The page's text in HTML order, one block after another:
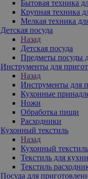
Бытовая техника
Крупная техника
Мелкая техника
Детская посуда
Назад
Детская посуда
Предметы посуды
Инструменты для
Назад
Инструменты для
Кухонные
Ножи
Обработка пищи
Расходники
Кухонный текстиль
Назад
Кухонный текстиль
Текстиль для кухни
Текстиль
Посуда для